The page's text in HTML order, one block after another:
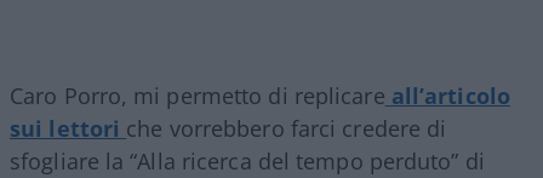
Caro Porro, mi permetto di replicare all’articolo
sui lettori che vorrebbero farci credere di
sfogliare la “Alla ricerca del tempo perduto” di